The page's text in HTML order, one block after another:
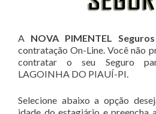
A NOVA PIMENTEL Seguros
contratação On-Line. Você não
contratar o seu Seguro
LAGOINHA DO PIAUÍ-PI.
Selecione abaixo a opção